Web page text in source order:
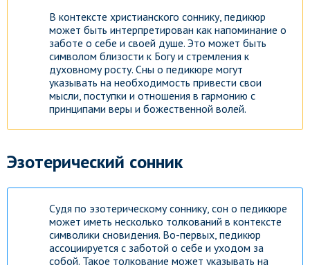
В контексте христианского соннику, педикюр
может быть интерпретирован как напоминание о
заботе о себе и своей душе. Это может быть
символом близости к Богу и стремления к
духовному росту. Сны о педикюре могут
указывать на необходимость привести свои
мысли, поступки и отношения в гармонию с
принципами веры и божественной волей.
Эзотерический сонник
Судя по эзотерическому соннику, сон о педикюре
может иметь несколько толкований в контексте
символики сновидения. Во-первых, педикюр
ассоциируется с заботой о себе и уходом за
собой. Такое толкование может указывать на